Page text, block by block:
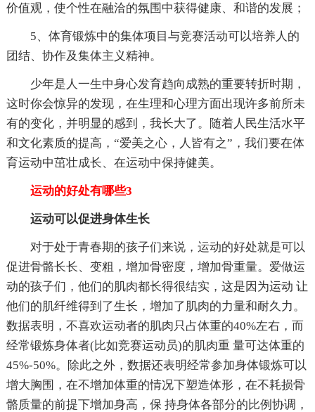
价值观，使个性在融洽的氛围中获得健康、和谐的发展；
5、体育锻炼中的集体项目与竞赛活动可以培养人的
团结、协作及集体主义精神。
少年是人一生中身心发育趋向成熟的重要转折时期，
这时你会惊异的发现，在生理和心理方面出现许多前所未
有的变化，并明显的感到，我长大了。随着人民生活水平
和文化素质的提高，“爱美之心，人皆有之”，我们要在体
育运动中茁壮成长、在运动中保持健美。
运动的好处有哪些3
运动可以促进身体生长
对于处于青春期的孩子们来说，运动的好处就是可以
促进骨骼长长、变粗，增加骨密度，增加骨重量。爱做运
动的孩子们，他们的肌肉都长得很结实，这是因为运动 让
他们的肌纤维得到了生长，增加了肌肉的力量和耐久力。
数据表明，不喜欢运动者的肌肉只占体重的40%左右，而
经常锻炼身体者(比如竞赛运动员)的肌肉重 量可达体重的
45%-50%。除此之外，数据还表明经常参加身体锻炼可以
增大胸围，在不增加体重的情况下塑造体形，在不耗损骨
骼质量的前提下增加身高，保 持身体各部分的比例协调，